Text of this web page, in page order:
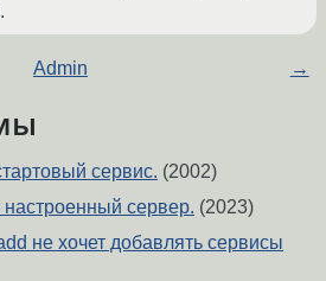
Admin →
сервис. (2002)
сервер. (2023)
не хочет добавлять сервисы